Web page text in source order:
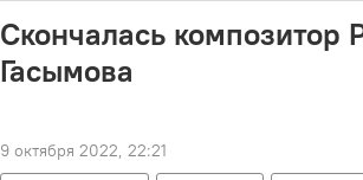
Скончалась композитор
Гасымова
9 октября 2022, 22:21